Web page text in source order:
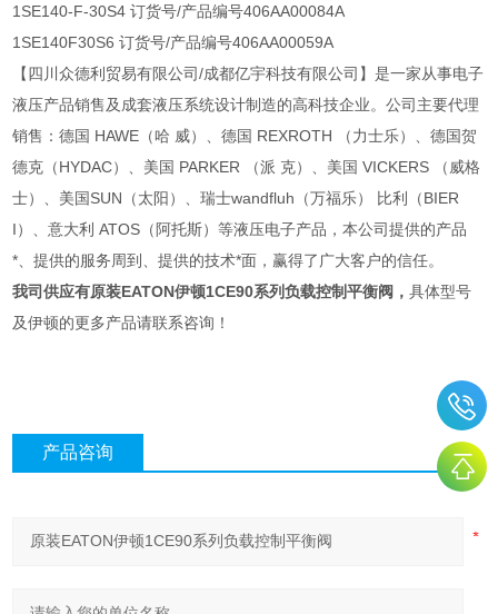
1SE140-F-30S4 订货号/产品编号406AA00084A
1SE140F30S6 订货号/产品编号406AA00059A
【四川众德利贸易有限公司/成都亿宇科技有限公司】是一家从事电子
液压产品销售及成套液压系统设计制造的高科技企业。公司主要代理
销售：德国 HAWE（哈 威）、德国 REXROTH （力士乐）、德国贺
德克（HYDAC）、美国 PARKER （派 克）、美国 VICKERS （威格
士）、美国SUN（太阳）、瑞士wandfluh（万福乐） 比利（BIER
I）、意大利 ATOS（阿托斯）等液压电子产品，本公司提供的产品
*、提供的服务周到、提供的技术*面，赢得了广大客户的信任。
我司供应有原装EATON伊顿1CE90系列负载控制平衡阀 ，具体型号
及伊顿的更多产品请联系咨询！
产品咨询